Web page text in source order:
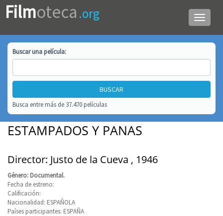
Menú
de
Filmoteca .org
Buscar unapelícula:
Busca entre más de 37.470 películas
ESTAMPADOS Y PANAS
Director: Justo de la Cueva , 1946
Género: Documental.
Fecha de estreno:
Calificación:
Nacionalidad: ESPAÑOLA
Países participantes: ESPAÑA